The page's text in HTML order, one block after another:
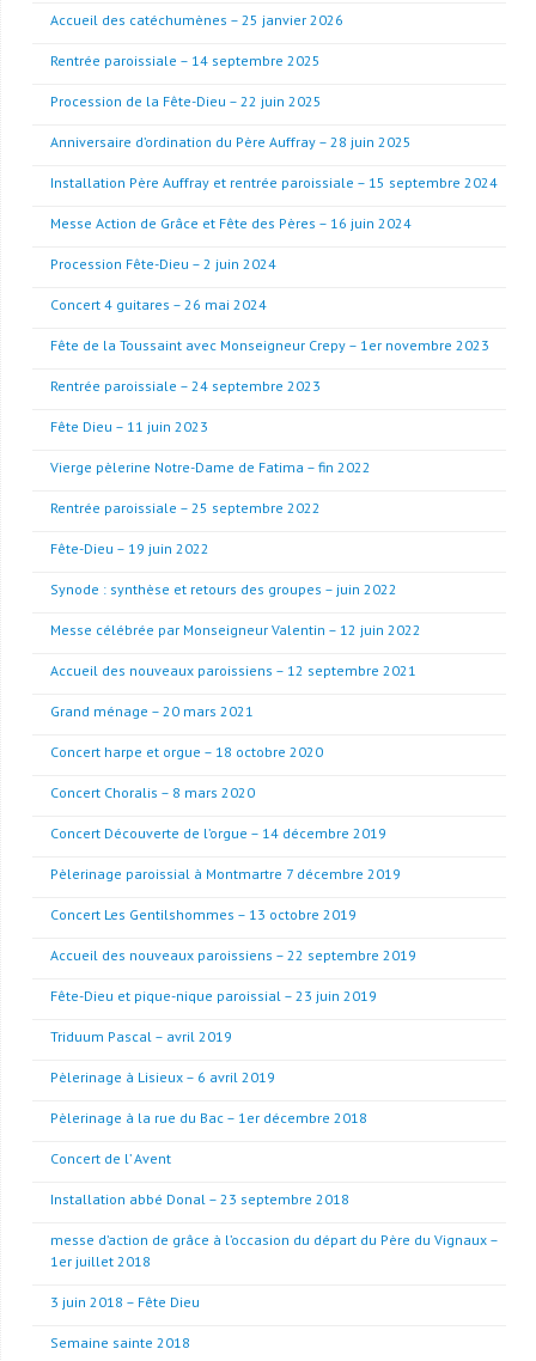
Accueil des catéchumènes – 25 janvier 2026
Rentrée paroissiale – 14 septembre 2025
Procession de la Fête-Dieu – 22 juin 2025
Anniversaire d’ordination du Père Auffray – 28 juin 2025
Installation Père Auffray et rentrée paroissiale – 15 septembre 2024
Messe Action de Grâce et Fête des Pères – 16 juin 2024
Procession Fête-Dieu – 2 juin 2024
Concert 4 guitares – 26 mai 2024
Fête de la Toussaint avec Monseigneur Crepy – 1er novembre 2023
Rentrée paroissiale – 24 septembre 2023
Fête Dieu – 11 juin 2023
Vierge pèlerine Notre-Dame de Fatima – fin 2022
Rentrée paroissiale – 25 septembre 2022
Fête-Dieu – 19 juin 2022
Synode : synthèse et retours des groupes – juin 2022
Messe célébrée par Monseigneur Valentin – 12 juin 2022
Accueil des nouveaux paroissiens – 12 septembre 2021
Grand ménage – 20 mars 2021
Concert harpe et orgue – 18 octobre 2020
Concert Choralis – 8 mars 2020
Concert Découverte de l’orgue – 14 décembre 2019
Pèlerinage paroissial à Montmartre 7 décembre 2019
Concert Les Gentilshommes – 13 octobre 2019
Accueil des nouveaux paroissiens – 22 septembre 2019
Fête-Dieu et pique-nique paroissial – 23 juin 2019
Triduum Pascal – avril 2019
Pèlerinage à Lisieux – 6 avril 2019
Pèlerinage à la rue du Bac – 1er décembre 2018
Concert de l’ Avent
Installation abbé Donal – 23 septembre 2018
messe d’action de grâce à l’occasion du départ du Père du Vignaux –
1er juillet 2018
3 juin 2018 – Fête Dieu
Semaine sainte 2018